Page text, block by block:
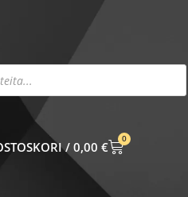
0,00 €
0
CART